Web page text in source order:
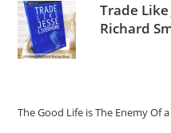
Trade
Richard
The Good Life is The Enemy Of